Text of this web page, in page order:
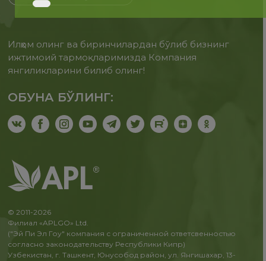
Илҳом олинг ва биринчилардан бўлиб бизнинг
ижтимоий тармоқларимизда Компания
янгиликларини билиб олинг!
ОБУНА БЎЛИНГ:
© 2011-2026
Филиал «APLGO» Ltd.
("Эй Пи Эл Гоу" компания с ограниченной ответсвенностью
согласно законодательству Республики Кипр)
Узбекистан, г. Ташкент, Юнусобод район, ул. Янгишахар, 13-